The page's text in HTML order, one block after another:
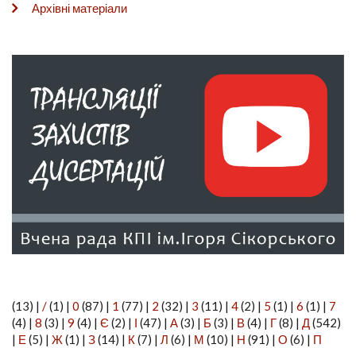
Архівні матеріали
(13) | /(1) | 0 (87) | 1 (77) | 2 (32) | 3 (11) | 4(2) | 5 (1) | 6 (1) | 7
(4) | 8 (3) | 9 (4) | Є (2) | І (47) | А(3) | Б (3) | В(4) | Г(8) | Д(542)
| Е (5) | Ж (1) | З(14) | К (7) | Л (6) | М (10) | Н (91) | О (6) | П